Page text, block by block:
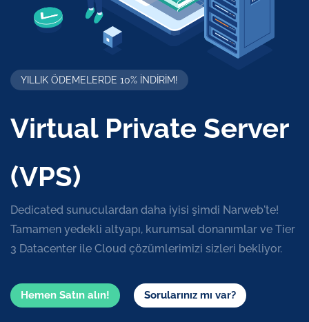
YILLIK ÖDEMELERDE 10% INDIRIM!
Virtual Private Server
(VPS)
Dedicated sunuculardan daha iyisi şimdi Narweb'te!
Tamamen yedekli altyapı, kurumsal donanımlar ve Tier
3 Datacenter ile Cloud çözümlerimizi sizleri bekliyor.
Hemen Satın alın! Sorularınız mı var?